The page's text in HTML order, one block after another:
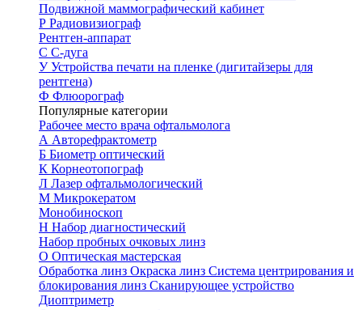
Подвижной маммографический кабинет
Р Радиовизиограф
Рентген-аппарат
С С-дуга
УУстройства печати на пленке (дигитайзеры для
рентгена)
Ф Флюорограф
Популярные категории
Рабочее место врача офтальмолога
А Авторефрактометр
Б Биометр оптический
К Корнеотопограф
Л Лазер офтальмологический
М Микрокератом
Монобиноскоп
Н Набор диагностический
Набор пробных очковых линз
О Оптическая мастерская
Обработка линз Окраска линз Система центрирования и
блокирования линз Сканирующее устройство
Диоптриметр